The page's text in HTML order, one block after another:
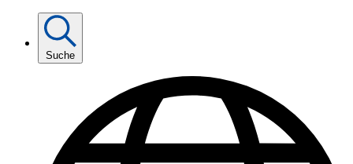
Suche